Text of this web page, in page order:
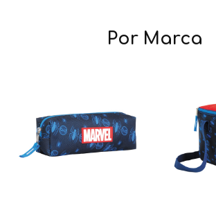
Por Marca